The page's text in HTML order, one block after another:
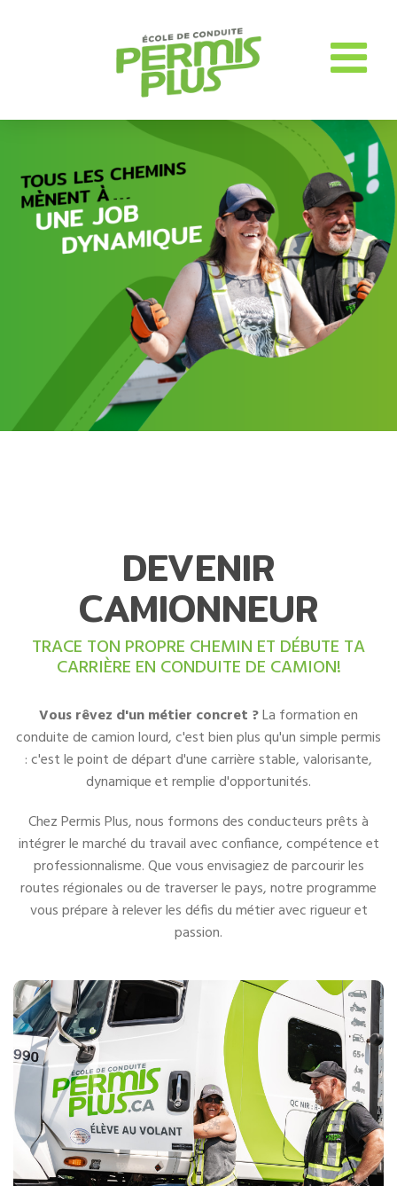
DEVENIR
CAMIONNEUR
TRACE TON PROPRE CHEMIN ET DÉBUTE TA
CARRIÈRE EN CONDUITE DE CAMION!
Vous rêvez d'un métier concret ?La formation en
conduite de camion lourd, c'est bien plus qu'un simple permis
: c'est le point de départ d'une carrière stable, valorisante,
dynamique et remplie d'opportunités.
Chez Permis Plus, nous formons des conducteurs prêts à
intégrer le marché du travail avec confiance, compétence et
professionnalisme. Que vous envisagiez de parcourir les
routes régionales ou de traverser le pays, notre programme
vous prépare à relever les défis du métier avec rigueur et
passion.